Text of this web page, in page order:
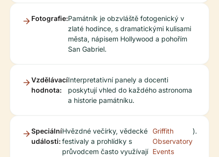
Fotografie:Památník je obzvláště fotogenický v
zlaté hodince, s dramatickými kulisami
města, nápisem Hollywood a pohořím
San Gabriel.
Vzdělávací
hodnota:
Interpretativní panely a docenti
poskytují vhled do každého astronoma
a historie památníku.
Speciální
události:
Hvězdné večírky, vědecké
festivaly a prohlídky s
průvodcem často využívají
Griffith
Observatory
Events
).